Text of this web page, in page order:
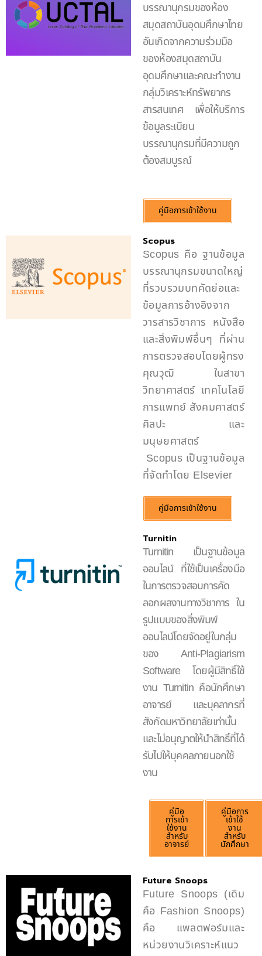
บรรณานุกรมของห้อง
สมุดสถาบันอุดมศึกษาไทย
อันเกิดจากความร่วมมือ
ของห้องสมุดสถาบัน
อุดมศึกษาและคณะทำงาน
กลุ่มวิเคราะห์ทรัพยากร
สารสนเทศ เพื่อให้บริการ
ข้อมูลระเบียน
บรรณานุกรมที่มีความถูก
ต้องสมบูรณ์
คู่มือการเข้าใช้งาน
Scopus
Scopus คือ ฐานข้อมูล
บรรณานุกรมขนาดใหญ่
ที่รวบรวมบทคัดย่อและ
ข้อมูลการอ้างอิงจาก
วารสารวิชาการ หนังสือ
และสิ่งพิมพ์อื่นๆ ที่ผ่าน
การตรวจสอบโดยผู้ทรง
คุณวุฒิ ในสาขา
วิทยาศาสตร์ เทคโนโลยี
การแพทย์ สังคมศาสตร์
ศิลปะ และ
มนุษยศาสตร์
Scopus เป็นฐานข้อมูล
ที่จัดทำโดย Elsevier
คู่มือการเข้าใช้งาน
Turnitin
Turnitin เป็นฐานข้อมูล
ออนไลน์ ที่ใช้เป็นเครื่องมือ
ในการตรวจสอบการคัด
ลอกผลงานทางวิชาการ ใน
รูปแบบของสิ่งพิมพ์
ออนไลน์โดยจัดอยู่ในกลุ่ม
ของ Anti-Plagiarism
Software โดยผู้มีสิทธิ์ใช้
งาน Turnitin คือนักศึกษา
อาจารย์ และบุคลากรที่
สังกัดมหาวิทยาลัยเท่านั้น
และไม่อนุญาตให้นำสิทธิ์ที่ได้
รับไปให้บุคคลภายนอกใช้
งาน
คู่มือ
การเข้า
ใช้งาน
สำหรับ
อาจารย์
คู่มือการ
เข้าใช้
งาน
สำหรับ
นักศึกษา
Future Snoops
Future Snoops (เดิม
คือ Fashion Snoops)
คือ แพลตฟอร์มและ
หน่วยงานวิเคราะห์แนว